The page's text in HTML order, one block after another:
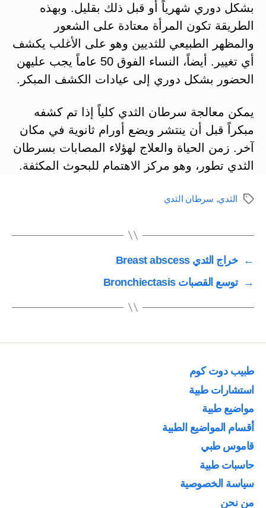
بشكل دوري شهرياً أو قبل ذلك بقليل. وبهذه
الطريقة تكون المرأة معتادة على الشعور
والمظهر الطبيعي للثديين وهو على الأغلب يكشف
أي تغيير. أيضاً، النساء الفوق 50 عاماً يجب عليهن
الحضور بشكل دوري إلى عيادات الكشف المبكر.
يمكن معالجة سرطان الثدي كلياً إذا تم كشفه
مبكراً قبل أن ينتشر ويضع أورام ثانوية في مكان
آخر. زمن الحياة والعلاج لهؤلاء المصابات بسرطان
الثدي تطور، وهو مركز الاهتمام للبحوث المكثفة.
الوسومالثدي, سرطان الثدي
←
خراج الثدي Breast abscess
→
توسع القصبات Bronchiectasis
طبيب دوت كوم
استشارات طبية
مواضيع طبية
أقسام المواضيع الطبية
قاموس طبي
حاسبات طبية
سياسة الخصوصية
من نحن